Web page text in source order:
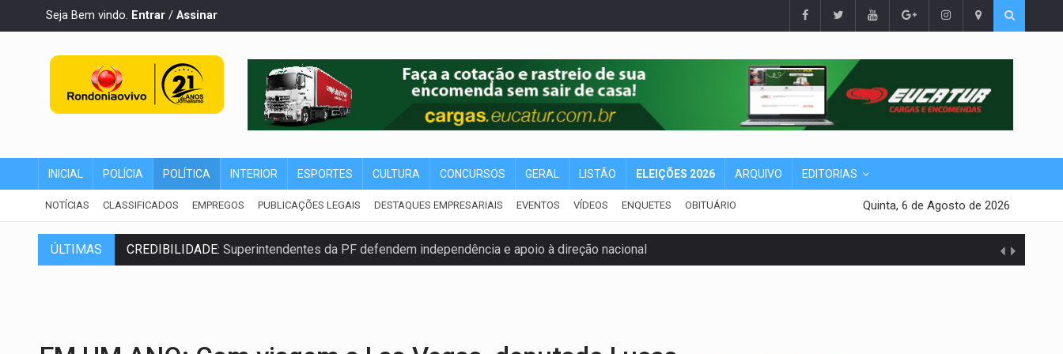
Seja Bem vindo. Entrar / Assinar
INICIAL POLÍCIA POLÍTICA INTERIOR ESPORTES CULTURA CONCURSOS GERAL LISTÃO ELEIÇÕES 2026 ARQUIVO EDITORIAS
NOTÍCIAS CLASSIFICADOS EMPREGOS PUBLICAÇÕES LEGAIS DESTAQUES EMPRESARIAIS EVENTOS VÍDEOS ENQUETES OBITUÁRIO Quinta, 6 de Agosto de 2026
ÚLTIMAS
CREDIBILIDADE:Superintendentes da PF defendem independência e apoio à direção nacional
ALIANÇA PODEROSA:Chapa vitaminada pode alcançar larga e boa vantagem para deputados